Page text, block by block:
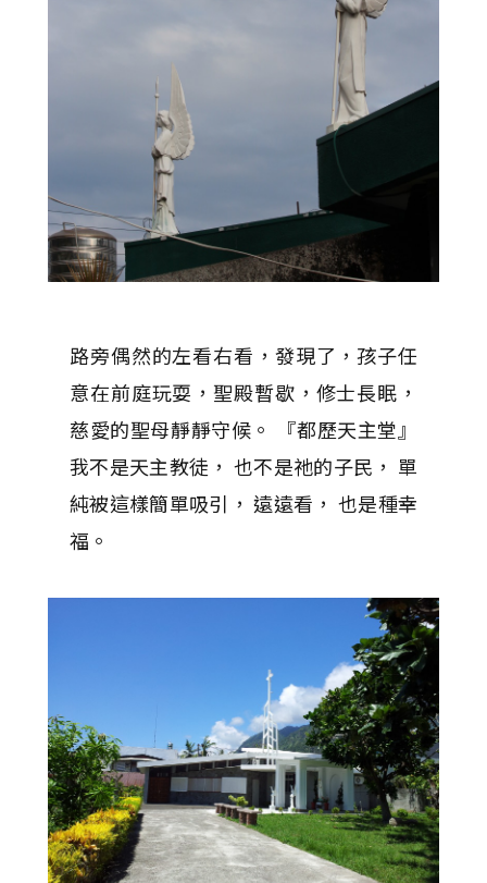
路旁偶然的左看右看，發現了，孩子任
意在前庭玩耍，聖殿暫歇，修士長眠，
慈愛的聖母靜靜守候。 『都歷天主堂』
我不是天主教徒， 也不是祂的子民， 單
純被這樣簡單吸引， 遠遠看， 也是種幸
福。